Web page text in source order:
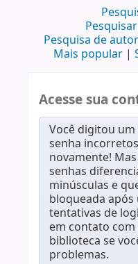
Pesquisa de
Mais popular
Acesse sua
Você digitou
senha
novamente!
senhas
minúsculas e
bloqueada
tentativas de
em contato
biblioteca se
problemas.